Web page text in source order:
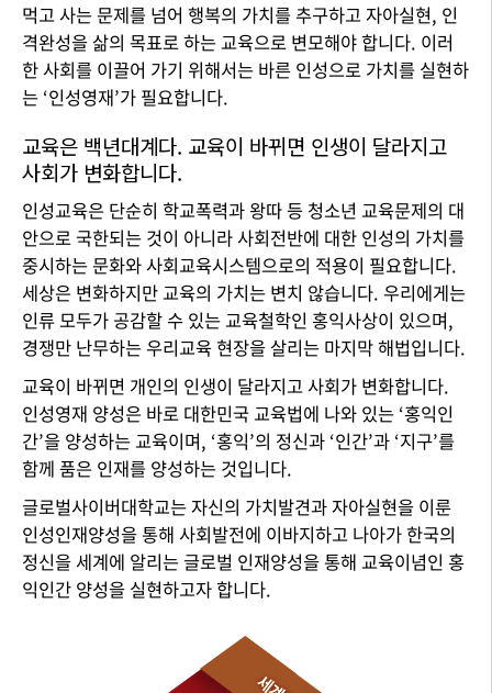
먹고 사는 문제를 넘어 행복의 가치를 추구하고 자아실현, 인
격완성을 삶의 목표로 하는 교육으로 변모해야 합니다. 이러
한 사회를 이끌어 가기 위해서는 바른 인성으로 가치를 실현하
는 ‘인성영재’가 필요합니다.
교육은 백년대계다. 교육이 바뀌면 인생이 달라지고
사회가 변화합니다.
인성교육은 단순히 학교폭력과 왕따 등 청소년 교육문제의 대
안으로 국한되는 것이 아니라 사회전반에 대한 인성의 가치를
중시하는 문화와 사회교육시스템으로의 적용이 필요합니다.
세상은 변화하지만 교육의 가치는 변치 않습니다. 우리에게는
인류 모두가 공감할 수 있는 교육철학인 홍익사상이 있으며,
경쟁만 난무하는 우리교육 현장을 살리는 마지막 해법입니다.
교육이 바뀌면 개인의 인생이 달라지고 사회가 변화합니다.
인성영재 양성은 바로 대한민국 교육법에 나와 있는 ‘홍익인
간’을 양성하는 교육이며, ‘홍익’의 정신과 ‘인간’과 ‘지구’를
함께 품은 인재를 양성하는 것입니다.
글로벌사이버대학교는 자신의 가치발견과 자아실현을 이룬
인성인재양성을 통해 사회발전에 이바지하고 나아가 한국의
정신을 세계에 알리는 글로벌 인재양성을 통해 교육이념인 홍
익인간 양성을 실현하고자 합니다.